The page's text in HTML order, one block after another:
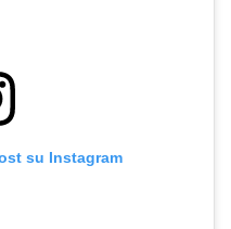
su Instagram